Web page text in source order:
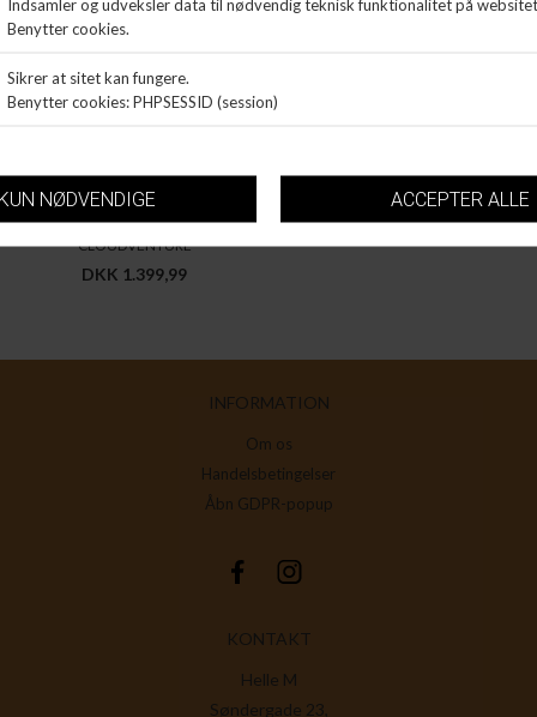
ON RUNNING
CLOUDVENTURE
DKK 1.399,99
INFORMATION
Om os
Handelsbetingelser
Åbn GDPR-popup
KONTAKT
Helle M
Søndergade 23,